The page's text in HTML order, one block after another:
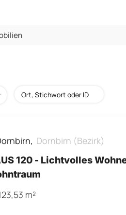
Dornbirn (Bezirk)
120 - Lichtvolles
m²